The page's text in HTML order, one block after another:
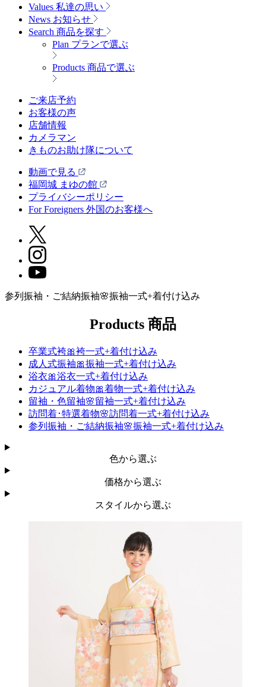
Values 私達の思い
News お知らせ
Search 商品を探す
Plan プランで選ぶ
Products 商品で選ぶ
ご来店予約
お客様の声
店舗情報
カメラマン
きものお助け隊について
動画で見る
福岡城 まゆの館
プライバシーポリシー
For Foreigners 外国のお客様へ
参列振袖・ご結納振袖🌸振袖一式+着付け込み
Products 商品
卒業式袴🎀袴一式+着付け込み
成人式振袖🎀振袖一式+着付け込み
浴衣🎀浴衣一式+着付け込み
カジュアル着物🎀着物一式+着付け込み
留袖・色留袖🌸留袖一式+着付け込み
訪問着･特選着物🌸訪問着一式+着付け込み
参列振袖・​ご結納​振袖🌸振袖一式+着付け込み
色から選ぶ
価格から選ぶ
スタイルから選ぶ